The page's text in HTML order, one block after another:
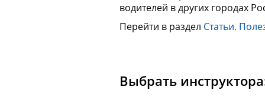
водителей в других городах
Перейти в раздел Статьи.
Выбрать